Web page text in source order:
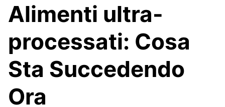
Alimenti ultra-
processati: Cosa
Sta Succedendo
Ora